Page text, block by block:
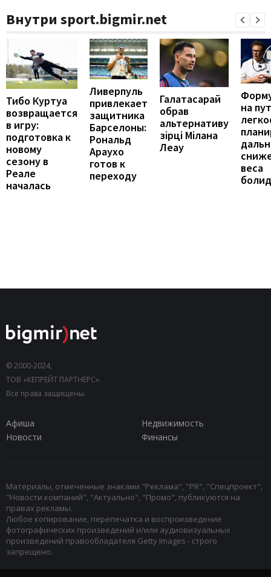
Внутри sport.bigmir.net
Тибо Куртуа
возвращается
в игру:
подготовка к
новому
сезону в
Реале
началась
Ливерпуль
привлекает
защитника
Барселоны:
Рональд
Араухо
готов к
переходу
Галатасарай
обрав
альтернативу
зірці Мілана
Леау
на
веса
© 2000-2024,
ТОВ «КЕПРЕЙТ ПАРТНЕРС».
Все права защищены.
Афиша
Недвижимость
Новости
Финансы
Материалы, отмеченные знаками "Реклама", "PR", "Спецпроект",
"Новости компаний", "Актуально", "Промо", публикуются на
правах рекламы.
Любое копирование, перепечатка и воспроизведение
фотографических произведений и/или аудиовизуальных
произведений правообладателя Getty Images - строго
запрещено.